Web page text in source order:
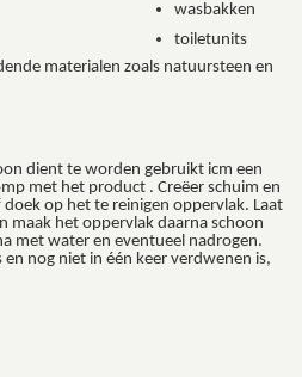
wasbakken
toiletunits
materialen zoals natuursteen en
dient te worden gebruikt icm een
met het product . Creëer schuim en
op het te reinigen oppervlak. Laat
maak het oppervlak daarna schoon
met water en eventueel nadrogen.
nog niet in één keer verdwenen is,